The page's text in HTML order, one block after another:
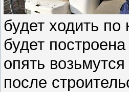
будет ходить
будет
опять
после